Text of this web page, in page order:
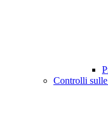
Controlli